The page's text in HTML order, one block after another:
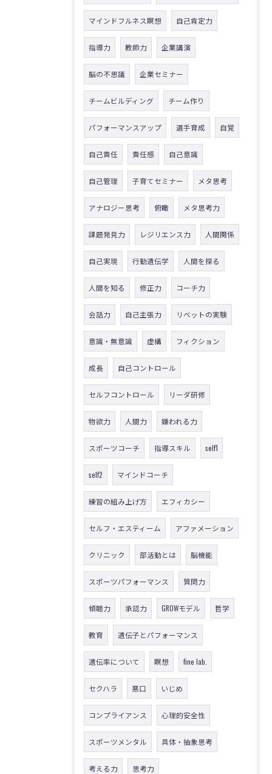
マインドフルネス瞑想 自己肯定力
指導力 教師力 企業講演
脳の不思議 企業セミナー
チームビルディング チーム作り
パフォーマンスアップ 選手育成 自覚
自己責任 責任感 自己意識
自己管理 子育てセミナー メタ思考
アナロジー思考 俯瞰 メタ思考力
課題発見力 レジリエンス力 人間関係
自己実現 行動遺伝学 人間を探る
人間を知る 修正力 コーチ力
会話力 自己主張力 リベットの実験
意識・無意識 虚構 フィクション
成長 自己コントロール
セルフコントロール リーダ研修
物欲力 人間力 嫌われる力
スポーツコーチ 指導スキル self1
self2 マインドコーチ
練習の組み上げ方 エフィカシー
セルフ・エスティーム アファメーション
クリニック 部活動とは 脳機能
スポーツパフォーマンス 質問力
傾聴力 承認力 GROWモデル 哲学
教育 遺伝子とパフォーマンス
遺伝率について 瞑想 fine lab.
セクハラ 悪口 いじめ
コンプライアンス 心理的安全性
スポーツメンタル 具体・抽象思考
考える力 思考力